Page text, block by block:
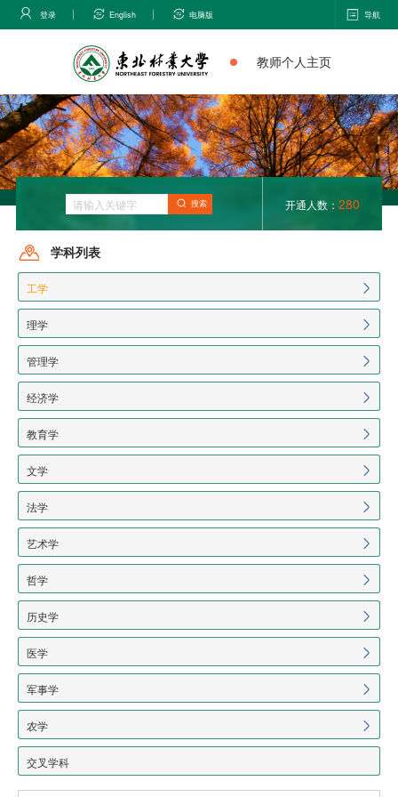
登录 English 电脑版 导航
教师个人主页
搜索 开通人数： 280
学科列表
工学
理学
管理学
经济学
教育学
文学
法学
艺术学
哲学
历史学
医学
军事学
农学
交叉学科